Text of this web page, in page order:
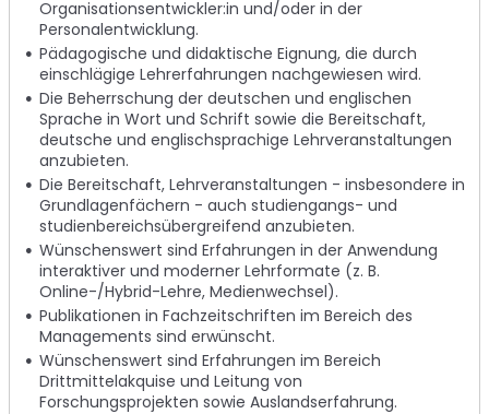
Organisationsentwickler:in und/oder in der
Personalentwicklung.
Pädagogische und didaktische Eignung, die durch
einschlägige Lehrerfahrungen nachgewiesen wird.
Die Beherrschung der deutschen und englischen
Sprache in Wort und Schrift sowie die Bereitschaft,
deutsche und englischsprachige Lehrveranstaltungen
anzubieten.
Die Bereitschaft, Lehrveranstaltungen - insbesondere in
Grundlagenfächern - auch studiengangs- und
studienbereichsübergreifend anzubieten.
Wünschenswert sind Erfahrungen in der Anwendung
interaktiver und moderner Lehrformate (z. B.
Online-/Hybrid-Lehre, Medienwechsel).
Publikationen in Fachzeitschriften im Bereich des
Managements sind erwünscht.
Wünschenswert sind Erfahrungen im Bereich
Drittmittelakquise und Leitung von
Forschungsprojekten sowie Auslandserfahrung.